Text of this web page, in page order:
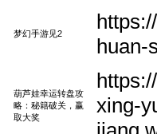
梦幻手游见2
huan-
葫芦娃幸运转盘攻
略：秘籍破关，赢
取大奖
xing-